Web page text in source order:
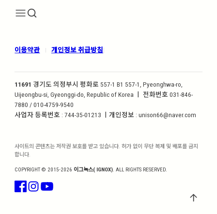
이용약관 | 개인정보 취급방침|
11691 경기도 의정부시 평화로 557-1 B1 557-1, Pyeonghwa-ro,
Uijeongbu-si, Gyeonggi-do, Republic of Korea ㅣ 전화번호 031-846-
7880 / 010-4759-9540
사업자 등록번호 : 744-35-01213 ㅣ개인정보 : unison66@naver.com
사이트의 콘텐츠는 저작권 보호를 받고 있습니다. 허가 없이 무단 복제 및 배포를 금지
합니다.
COPYRIGHT © 2015-2026 이그녹스( IGNOX). ALL RIGHTS RESERVED.